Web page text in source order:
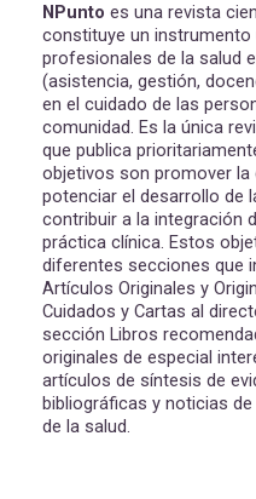
NPunto es una revista
constituye un
profesionales de la salud
(asistencia, gestión,
en el cuidado de las
comunidad. Es la única
que publica
objetivos son promover
potenciar el desarrollo de
contribuir a la integración
práctica clínica. Estos
diferentes secciones que
Artículos Originales y
Cuidados y Cartas al
sección Libros
originales de especial
artículos de síntesis de
bibliográficas y noticias
de la salud.